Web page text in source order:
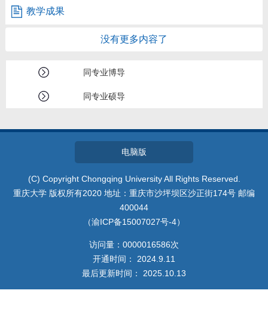
招生信息
我的相册
教师博客
教学成果
没有更多内容了
同专业博导
同专业硕导
电脑版
(C) Copyright Chongqing University All Rights Reserved.
重庆大学 版权所有2020 地址：重庆市沙坪坝区沙正街174号 邮编
400044
（渝ICP备15007027号-4）
访问量： 0000016586次
开通时间： 2024 9 11
最后更新时间： 2025 10 13